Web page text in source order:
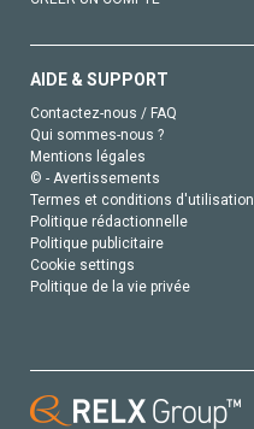
AIDE & SUPPORT
Contactez-nous / FAQ
Qui sommes-nous ?
Mentions légales
© - Avertissements
Termes et conditions d'utilisation
Politique rédactionnelle
Politique publicitaire
Cookie settings
Politique de la vie privée